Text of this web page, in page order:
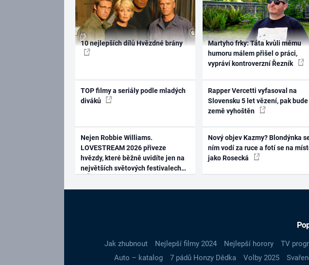
10 nejlepších dílů Hvězdné brány
TOP filmy a seriály podle mladých
diváků
Nejen Robbie Williams.
LOVESTREAM 2026 přiveze
hvězdy, které běžně uvidíte jen na
největších světových festivalech
Martyho frky: Táta kvůli mému
humoru málem přišel o práci,
vypráví kontroverzní Řezník
Rapper Vercetti vyfasoval na
Slovensku 5 let vězení, pak bude
země vyhoštěn
Nový objev Kazmy? Blondýnka
ním vodí za ruce a fotí se na
jako Rosecká
Jak zhubnout Nejlepší filmy 2024 Nejlepší horory TV
Auto – katalog
7 pádů Honzy Dědka Volby 2025